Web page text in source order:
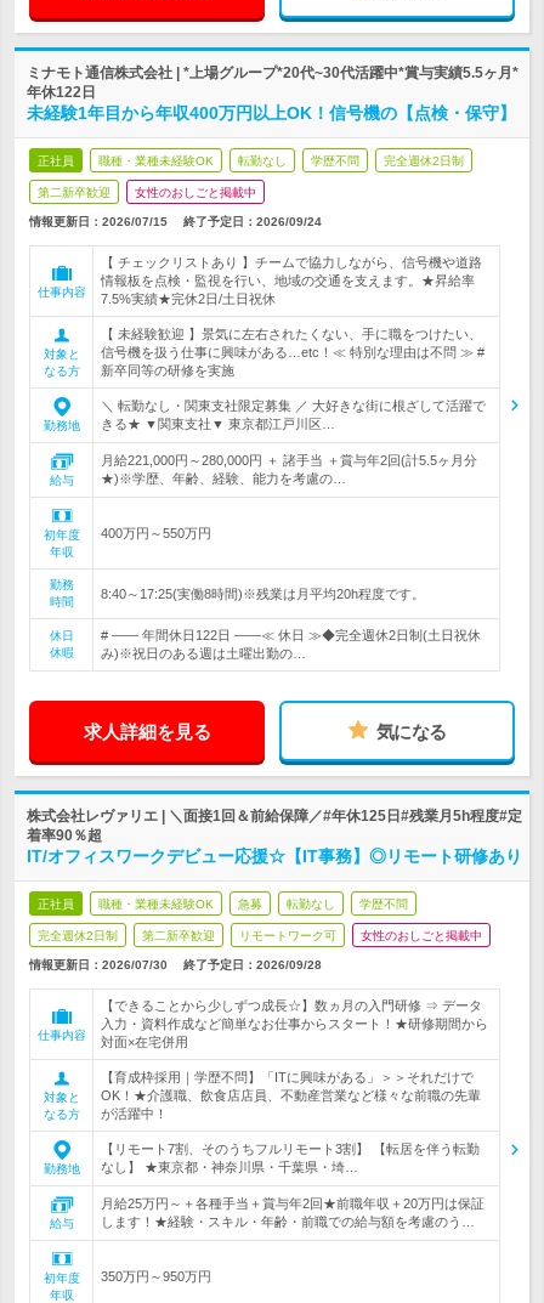
ミナモト通信株式会社 | *上場グループ*20代~30代活躍中*賞与実績5.5ヶ月*
年休122日
未経験1年目から年収400万円以上OK！信号機の【点検・保守】
正社員 職種・業種未経験OK 転勤なし 学歴不問 完全週休2日制
第二新卒歓迎 女性のおしごと掲載中
情報更新日：2026/07/15 終了予定日： 2026/09/24
仕事内容
【 チェックリストあり 】チームで協力しながら、信号機や道路
情報板を点検・監視を行い、地域の交通を支えます。★昇給率
7.5%実績★完休2日/土日祝休
対象と
なる方
【 未経験歓迎 】景気に左右されたくない、手に職をつけたい、
信号機を扱う仕事に興味がある…etc！≪ 特別な理由は不問 ≫ #
新卒同等の研修を実施
勤務地
＼ 転勤なし・関東支社限定募集 ／ 大好きな街に根ざして活躍で
きる★ ▼関東支社▼ 東京都江戸川区…
給与
月給221,000円～280,000円 ＋ 諸手当 ＋賞与年2回(計5.5ヶ月分
★)※学歴、年齢、経験、能力を考慮の…
初年度
年収
400万円～550万円
勤務
時間
8:40～17:25(実働8時間)※残業は月平均20h程度です。
休日
休暇
# ―― 年間休日122日 ――≪ 休日 ≫◆完全週休2日制(土日祝休
み)※祝日のある週は土曜出勤の…
求人詳細を見る 気になる
株式会社レヴァリエ | ＼面接1回＆前給保障／#年休125日#残業月5h程度#定
着率90％超
IT/オフィスワークデビュー応援☆【IT事務】◎リモート研修あり
正社員 職種・業種未経験OK 急募 転勤なし 学歴不問
完全週休2日制 第二新卒歓迎 リモートワーク可 女性のおしごと掲載中
情報更新日：2026/07/30 終了予定日： 2026/09/28
仕事内容
【できることから少しずつ成長☆】数ヵ月の入門研修 ⇒ データ
入力・資料作成など簡単なお仕事からスタート！★研修期間から
対面×在宅併用
対象と
なる方
【育成枠採用｜学歴不問】「ITに興味がある」＞＞それだけで
OK！★介護職、飲食店店員、不動産営業など様々な前職の先輩
が活躍中！
勤務地
【リモート7割、そのうちフルリモート3割】 【転居を伴う転勤
なし】 ★東京都・神奈川県・千葉県・埼…
給与
月給25万円～＋各種手当＋賞与年2回★前職年収＋20万円は保証
します！★経験・スキル・年齢・前職での給与額を考慮のう…
初年度
年収
350万円～950万円